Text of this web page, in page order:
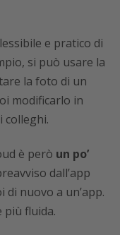
e pratico di
si può usare la
la foto di un
modificarlo in
colleghi.
è però un po’
dall’app
nuovo a un’app.
fluida.